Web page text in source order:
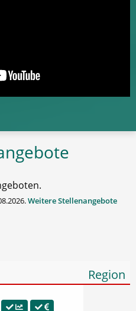
Weitere Stellenangebote
Region